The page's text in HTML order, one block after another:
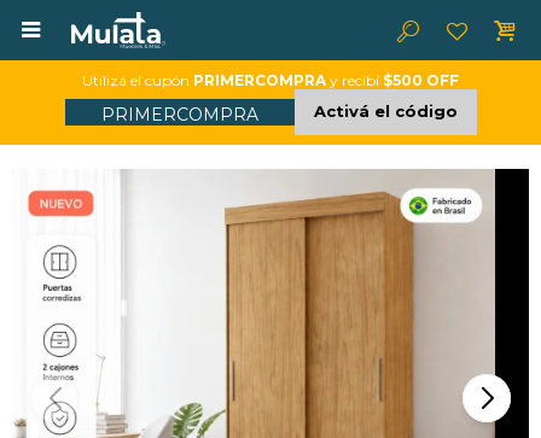

Utilizá el cupón PRIMERCOMPRA y recibí $500 OFF
PRIMERCOMPRA Activá el código